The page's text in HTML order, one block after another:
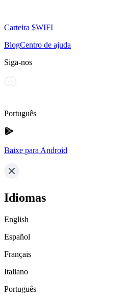
Carteira $WIFI
BlogCentro de ajuda
Siga-nos
Português
Baixe para Android
Idiomas
English
Español
Français
Italiano
Português